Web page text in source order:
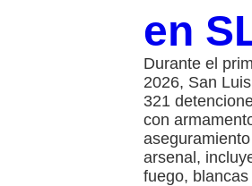
en
Durante el
2026, San
321
con
arsenal,
fuego,